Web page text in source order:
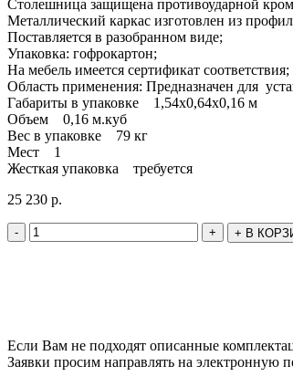
Столешница защищена противоударной
Металлический каркас изготовлен из
Поставляется в разобранном виде;
Упаковка: гофрокартон;
На мебель имеется сертификат соответствия;
Область применения: Предназначен для
Габариты в упаковке 1,54х0,64х0,16 м
Объем 0,16 м.куб
Вес в упаковке 79 кг
Мест 1
Жесткая упаковка требуется
25 230 р.
- + + В
Если Вам не подходят описанные
Заявки просим направлять на электронную